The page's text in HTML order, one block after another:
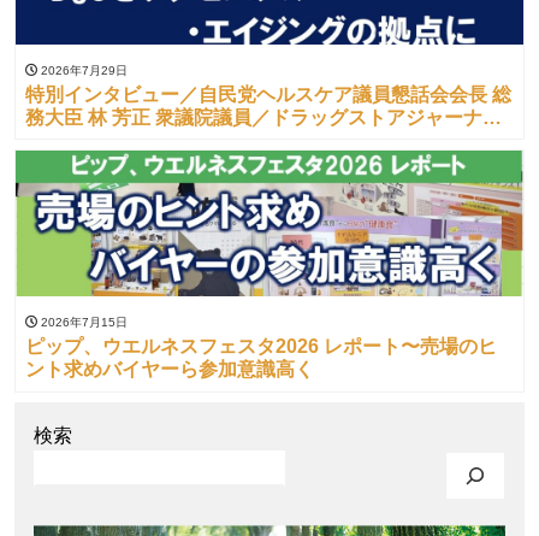
2026年7月29日
特別インタビュー／自民党ヘルスケア議員懇話会会長 総
務大臣 林 芳正 衆議院議員／ドラッグストアジャーナル
2026年7月15日
ピップ、ウエルネスフェスタ2026 レポート〜売場のヒ
ント求めバイヤーら参加意識高く
検索